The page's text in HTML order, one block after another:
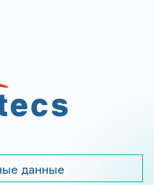
данные